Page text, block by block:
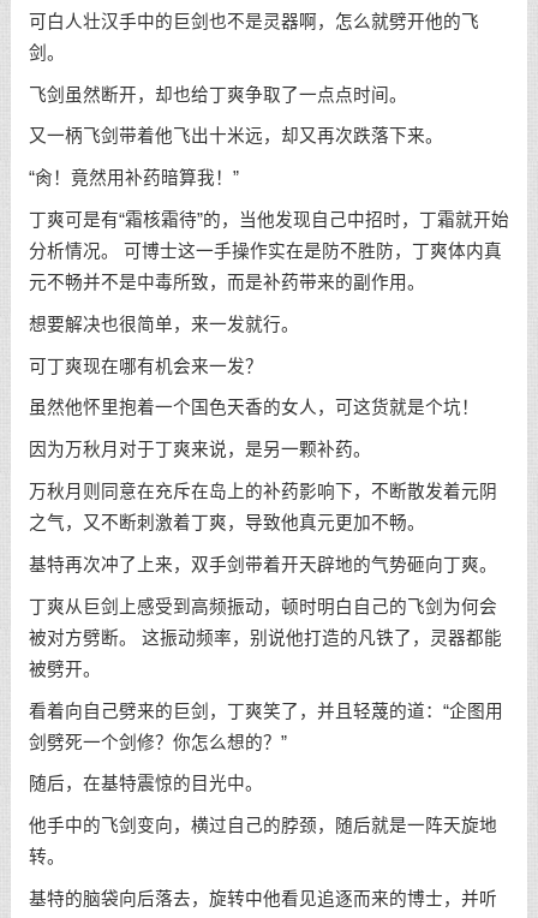
可白人壮汉手中的巨剑也不是灵器啊，怎么就劈开他的飞
剑。
飞剑虽然断开，却也给丁爽争取了一点点时间。
又一柄飞剑带着他飞出十米远，却又再次跌落下来。
“肏！竟然用补药暗算我！”
丁爽可是有“霜核霜待”的，当他发现自己中招时，丁霜就开始
分析情况。 可博士这一手操作实在是防不胜防，丁爽体内真
元不畅并不是中毒所致，而是补药带来的副作用。
想要解决也很简单，来一发就行。
可丁爽现在哪有机会来一发？
虽然他怀里抱着一个国色天香的女人，可这货就是个坑！
因为万秋月对于丁爽来说，是另一颗补药。
万秋月则同意在充斥在岛上的补药影响下，不断散发着元阴
之气，又不断刺激着丁爽，导致他真元更加不畅。
基特再次冲了上来，双手剑带着开天辟地的气势砸向丁爽。
丁爽从巨剑上感受到高频振动，顿时明白自己的飞剑为何会
被对方劈断。 这振动频率，别说他打造的凡铁了，灵器都能
被劈开。
看着向自己劈来的巨剑，丁爽笑了，并且轻蔑的道：“企图用
剑劈死一个剑修？你怎么想的？”
随后，在基特震惊的目光中。
他手中的飞剑变向，横过自己的脖颈，随后就是一阵天旋地
转。
基特的脑袋向后落去，旋转中他看见追逐而来的博士，并听